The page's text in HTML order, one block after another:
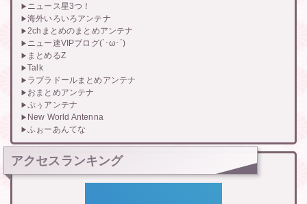
ニュース星3つ！
海外いろいろアンテナ
2chまとめのまとめアンテナ
ニュー速VIPブログ(`･ω･´)
まとめるZ
Talk
ラブラドールまとめアンテナ
おまとめアンテナ
ぷぅアンテナ
New World Antenna
ふぉーあんてな
アクセスランキング